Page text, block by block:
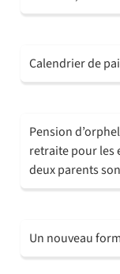
Calendrier de
Pension
retraite pour les
deux parents
Un nouveau